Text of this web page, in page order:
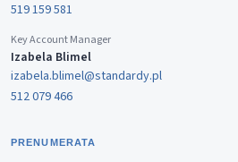
519 159 581
Key Account Manager
Izabela Blimel
izabela.blimel@standardy.pl
512 079 466
PRENUMERATA